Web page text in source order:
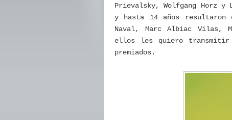
Prievalsky, Wolfgang Horz y
y hasta 14 años resultaron
Naval, Marc Albiac Vilas,
ellos les quiero transmitir
premiados.